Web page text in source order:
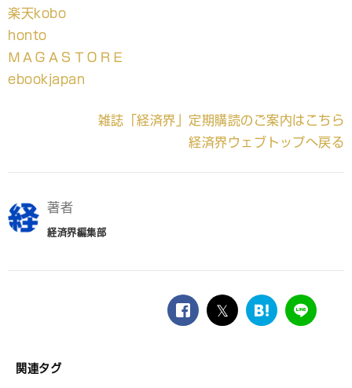
楽天kobo
honto
ＭＡＧＡＳＴＯＲＥ
ebookjapan
雑誌「経済界」定期購読のご案内はこちら
経済界ウェブトップへ戻る
著者
経済界編集部
facebook
twitter
は
LINE
関連タグ